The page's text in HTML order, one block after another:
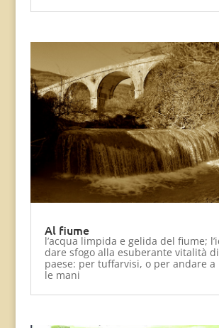
Al fiume
l’acqua limpida e gelida del fiume;
dare sfogo alla esuberante vitalità
paese: per tuffarvisi, o per andare a
le mani